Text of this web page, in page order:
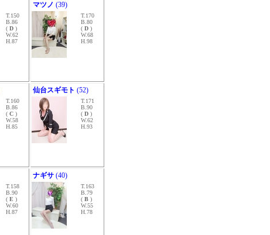
T.150
B.86
( D )
W.62
H.87
マツノ (39)
T.170
B.80
( D )
W.68
H.98
T.160
B.86
( C )
W.58
H.85
仙台スギモト (52)
T.171
B.90
( D )
W.62
H.93
T.158
B.90
( E )
W.60
H.87
ナギサ (40)
T.163
B.79
( B )
W.55
H.78